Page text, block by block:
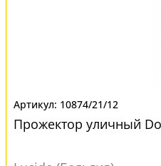
10874/21/12
Прожектор уличный